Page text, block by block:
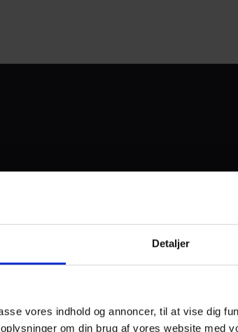
Detaljer
vores indhold og annoncer, til at vise dig
om din brug af vores website med